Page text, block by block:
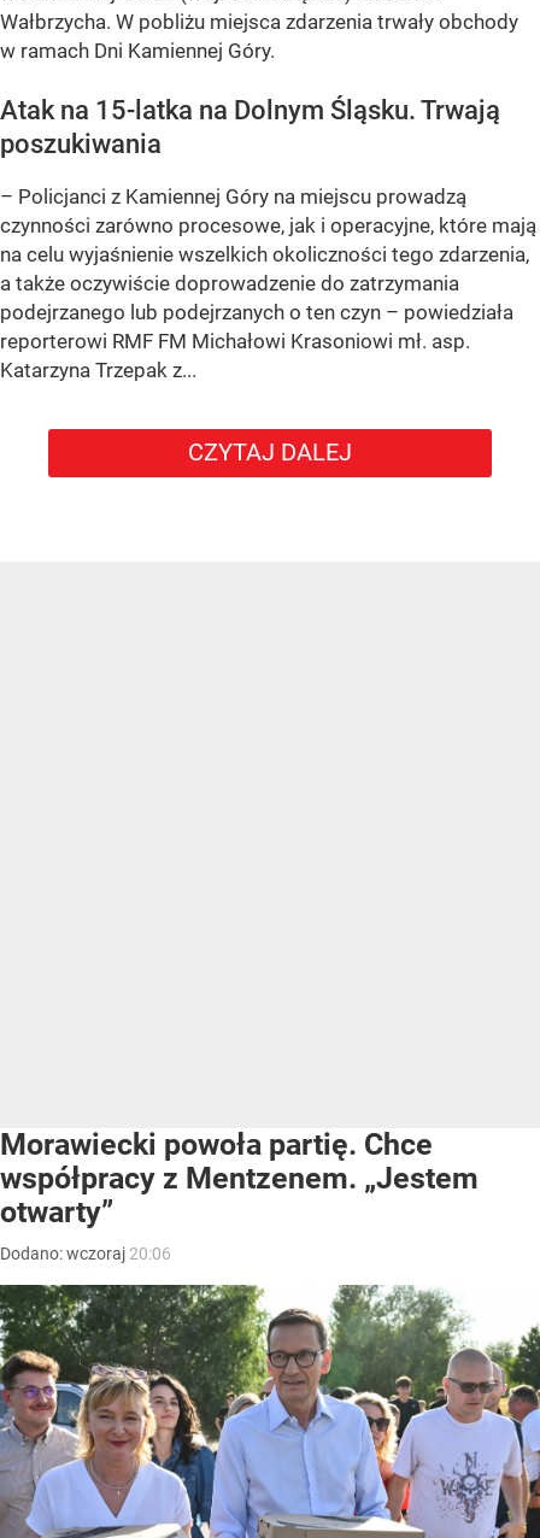
Wałbrzycha. W pobliżu miejsca zdarzenia trwały obchody
w ramach Dni Kamiennej Góry.
Atak na 15-latka na Dolnym Śląsku. Trwają
poszukiwania
– Policjanci z Kamiennej Góry na miejscu prowadzą
czynności zarówno procesowe, jak i operacyjne, które mają
na celu wyjaśnienie wszelkich okoliczności tego zdarzenia,
a także oczywiście doprowadzenie do zatrzymania
podejrzanego lub podejrzanych o ten czyn – powiedziała
reporterowi RMF FM Michałowi Krasoniowi mł. asp.
Katarzyna Trzepak z...
CZYTAJ DALEJ
Morawiecki powoła partię. Chce
współpracy z Mentzenem. „Jestem
otwarty”
Dodano:wczoraj 20:06